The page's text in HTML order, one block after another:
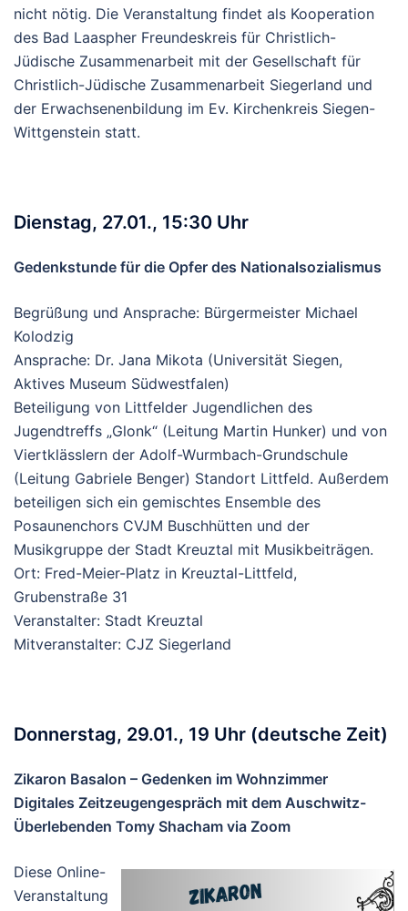
nicht nötig. Die Veranstaltung findet als Kooperation
des Bad Laaspher Freundeskreis für Christlich-
Jüdische Zusammenarbeit mit der Gesellschaft für
Christlich-Jüdische Zusammenarbeit Siegerland und
der Erwachsenenbildung im Ev. Kirchenkreis Siegen-
Wittgenstein statt.
Dienstag, 27.01., 15:30 Uhr
Gedenkstunde für die Opfer des Nationalsozialismus
Begrüßung und Ansprache: Bürgermeister Michael
Kolodzig
Ansprache: Dr. Jana Mikota (Universität Siegen,
Aktives Museum Südwestfalen)
Beteiligung von Littfelder Jugendlichen des
Jugendtreffs „Glonk“ (Leitung Martin Hunker) und von
Viertklässlern der Adolf-Wurmbach-Grundschule
(Leitung Gabriele Benger) Standort Littfeld. Außerdem
beteiligen sich ein gemischtes Ensemble des
Posaunenchors CVJM Buschhütten und der
Musikgruppe der Stadt Kreuztal mit Musikbeiträgen.
Ort: Fred-Meier-Platz in Kreuztal-Littfeld,
Grubenstraße 31
Veranstalter: Stadt Kreuztal
Mitveranstalter: CJZ Siegerland
Donnerstag, 29.01., 19 Uhr (deutsche Zeit)
Zikaron Basalon – Gedenken im Wohnzimmer
Digitales Zeitzeugengespräch mit dem Auschwitz-
Überlebenden Tomy Shacham via Zoom
Diese Online-
Veranstaltung